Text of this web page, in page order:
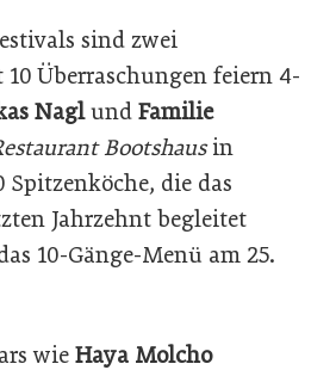
sind zwei
Überraschungen feiern 4-
Naglund Familie
Bootshausin
die das
Jahrzehnt begleitet
10-Gänge-Menü am 25.
wie Haya Molcho